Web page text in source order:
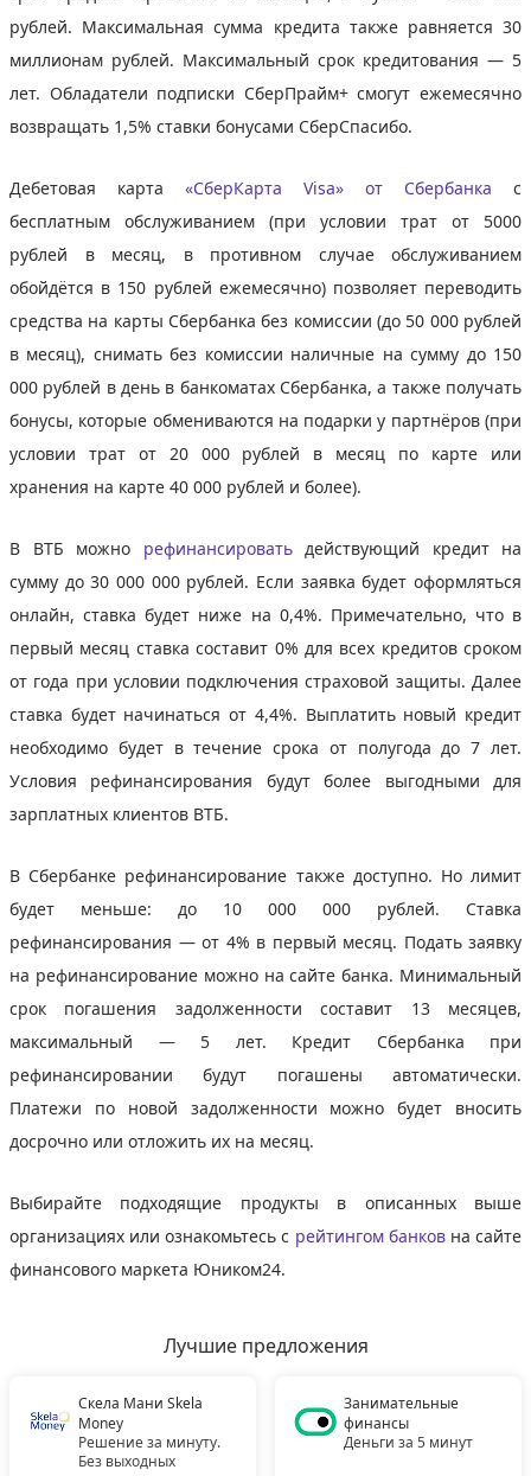
рублей. Максимальная сумма кредита также равняется 30
миллионам рублей. Максимальный срок кредитования — 5
лет. Обладатели подписки СберПрайм+ смогут ежемесячно
возвращать 1,5% ставки бонусами СберСпасибо.
Дебетовая карта «СберКарта Visa» от Сбербанка с
бесплатным обслуживанием (при условии трат от 5000
рублей в месяц, в противном случае обслуживанием
обойдётся в 150 рублей ежемесячно) позволяет переводить
средства на карты Сбербанка без комиссии (до 50 000 рублей
в месяц), снимать без комиссии наличные на сумму до 150
000 рублей в день в банкоматах Сбербанка, а также получать
бонусы, которые обмениваются на подарки у партнёров (при
условии трат от 20 000 рублей в месяц по карте или
хранения на карте 40 000 рублей и более).
В ВТБ можно рефинансировать действующий кредит на
сумму до 30 000 000 рублей. Если заявка будет оформляться
онлайн, ставка будет ниже на 0,4%. Примечательно, что в
первый месяц ставка составит 0% для всех кредитов сроком
от года при условии подключения страховой защиты. Далее
ставка будет начинаться от 4,4%. Выплатить новый кредит
необходимо будет в течение срока от полугода до 7 лет.
Условия рефинансирования будут более выгодными для
зарплатных клиентов ВТБ.
В Сбербанке рефинансирование также доступно. Но лимит
будет меньше: до 10 000 000 рублей. Ставка
рефинансирования — от 4% в первый месяц. Подать заявку
на рефинансирование можно на сайте банка. Минимальный
срок погашения задолженности составит 13 месяцев,
максимальный — 5 лет. Кредит Сбербанка при
рефинансировании будут погашены автоматически.
Платежи по новой задолженности можно будет вносить
досрочно или отложить их на месяц.
Выбирайте подходящие продукты в описанных выше
организациях или ознакомьтесь с рейтингом банковна сайте
финансового маркета Юником24.
Лучшие предложения
Скела Мани Skela
Money
Решение за минуту.
Без выходных
Занимательные
финансы
Деньги за 5 минут